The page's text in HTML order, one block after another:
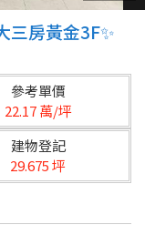
三房黃金3F✨
參考單價
22.17 萬/坪
建物登記
29.675 坪